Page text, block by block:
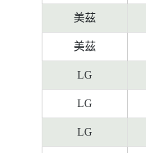
美茲
美茲
LG
LG
LG